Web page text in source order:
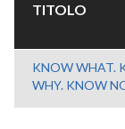
TITOLO
KNOW WHAT.
WHY. KNOW